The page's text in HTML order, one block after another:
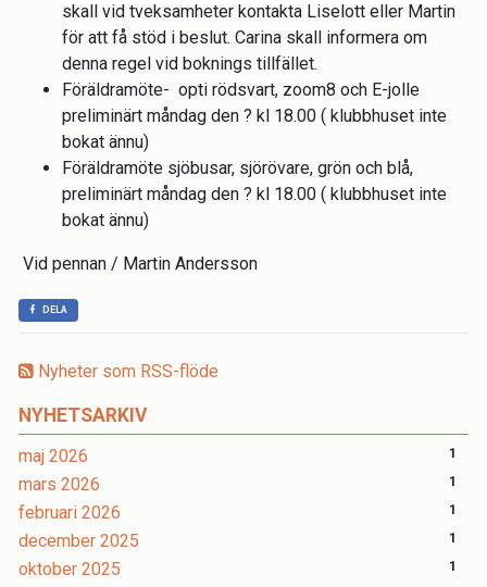
Nyheter som RSS-flöde
NYHETSARKIV
maj 2026 1
mars 2026 1
februari 2026 1
december 2025 1
oktober 2025 1
skall vid tveksamheter kontakta Liselott eller Martin
för att få stöd i beslut. Carina skall informera om
denna regel vid boknings tillfället.
Föräldramöte- opti rödsvart, zoom8 och E-jolle
preliminärt måndag den ? kl 18.00 ( klubbhuset inte
bokat ännu)
Föräldramöte sjöbusar, sjörövare, grön och blå,
preliminärt måndag den ? kl 18.00 ( klubbhuset inte
bokat ännu)
Vid pennan / Martin Andersson
DELA